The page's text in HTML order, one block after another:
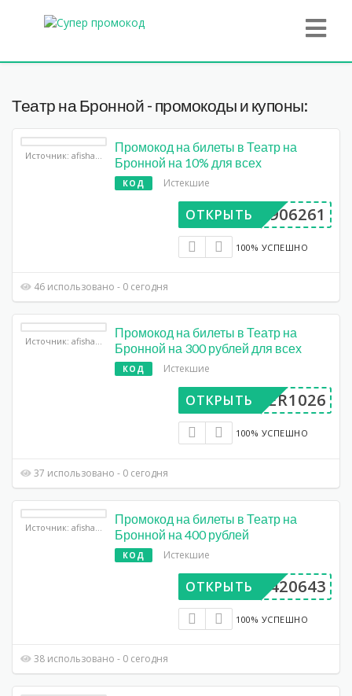
Театр на Бронной - промокоды и купоны:
Источник: afisha.yandex.ru
Промокод на билеты в Театр на
Бронной на 10% для всех
КОД Истекшие
BP906261
ОТКРЫТЬ
100% УСПЕШНО
46 использовано - 0 сегодня
Источник: afisha.yandex.ru
Промокод на билеты в Театр на
Бронной на 300 рублей для всех
КОД Истекшие
UPER1026
ОТКРЫТЬ
100% УСПЕШНО
37 использовано - 0 сегодня
Промокод на билеты в Театр на
Бронной на 400 рублей
КОД Истекшие
AA420643
ОТКРЫТЬ
100% УСПЕШНО
38 использовано - 0 сегодня